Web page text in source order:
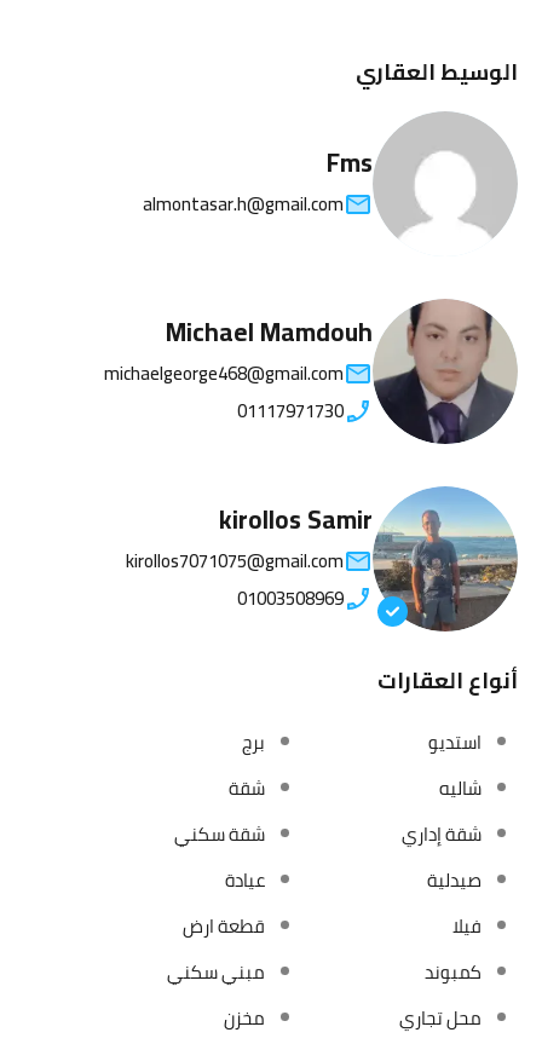
الوسيط العقاري
Fms
almontasar.h@gmail.com
Michael Mamdouh
michaelgeorge468@gmail.com
01117971730
kirollos Samir
kirollos7071075@gmail.com
01003508969
أنواع العقارات
استديو
برج
شاليه
شقة
شقة إداري
شقة سكني
صيدلية
عيادة
فيلا
قطعة ارض
كمبوند
مبني سكني
محل تجاري
مخزن